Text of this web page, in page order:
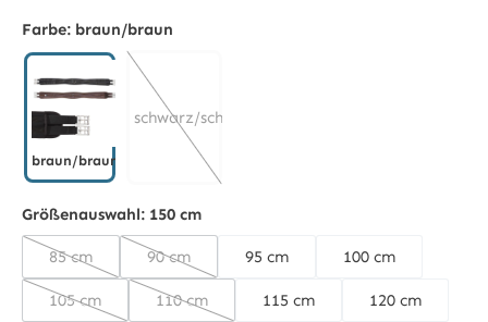
Farbe: braun/braun
braun/braun
schwarz/schwarz
Größenauswahl: 150 cm
85 cm
(Diese Option ist zurzeit nicht verfügbar.)
90 cm
(Diese Option ist zurzeit nicht verfügbar.)
95 cm 100 cm
105 cm
(Diese Option ist zurzeit nicht verfügbar.)
110 cm
(Diese Option ist zurzeit nicht verfügbar.)
115 cm 120 cm